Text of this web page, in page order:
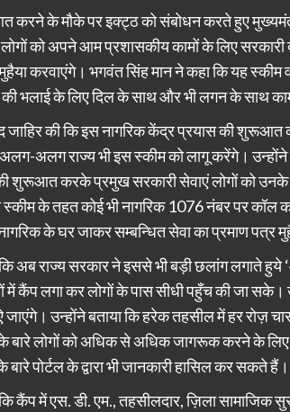
के मौके पर इक्ट्ठ को संबोधन करते हुए
को अपने आम प्रशासकीय कामों के लिए सरकारी
करवाएंगे। भगवंत सिंह मान ने कहा कि यह स्कीम
की भलाई के लिए दिल के साथ और भी लगन के साथ
जाहिर की कि इस नागरिक केंद्र प्रयास की
अलग राज्य भी इस स्कीम को लागू करेंगे। उन्होंने
शुरूआत करके प्रमुख सरकारी सेवाएं लोगों को उनके
स्कीम के तहत कोई भी नागरिक 1076 नंबर पर
के घर जाकर सम्बन्धित सेवा का प्रमाण पत्र
अब राज्य सरकार ने इससे भी बड़ी छलांग लगाते
में कैंप लगा कर लोगों के पास सीधी पहुँच की जा सके।
उन्होंने बताया कि हरेक तहसील में हर रोज़
बारे लोगों को अधिक से अधिक जागरूक करने के
पोर्टल के द्वारा भी जानकारी हासिल कर सकते हैं।
कैंप में एस. डी. एम., तहसीलदार, ज़िला